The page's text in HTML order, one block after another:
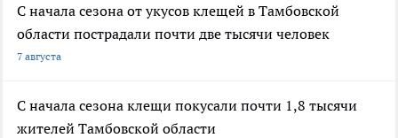
С начала сезона от укусов клещей в Тамбовской
области пострадали почти две тысячи человек
7 августа
С начала сезона клещи покусали почти 1,8 тысячи
жителей Тамбовской области